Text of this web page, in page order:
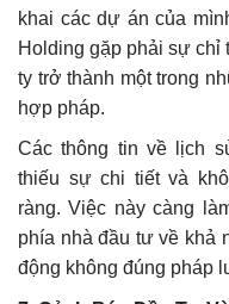
khai các dự án của
Holding gặp phải sự
ty trở thành một trong
hợp pháp.
Các thông tin về lịch
thiếu sự chi tiết và
ràng. Việc này càng
phía nhà đầu tư về khả
động không đúng pháp